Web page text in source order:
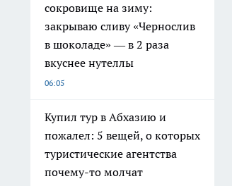
сокровище на зиму:
закрываю сливу «Чернослив
в шоколаде» — в 2 раза
вкуснее нутеллы
06:05
Купил тур в Абхазию и
пожалел: 5 вещей, о которых
туристические агентства
почему-то молчат